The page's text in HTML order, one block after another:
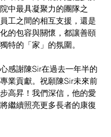
中最具凝聚力的團隊之
工之間的相互支援，還是
的包容與關懷，都讓善頤
特的「家」的氛圍。
感謝陳Sir在過去一年半的
業貢獻。祝願陳Sir未來前
高昇！我們深信，他的愛
繼續照亮更多長者的康復